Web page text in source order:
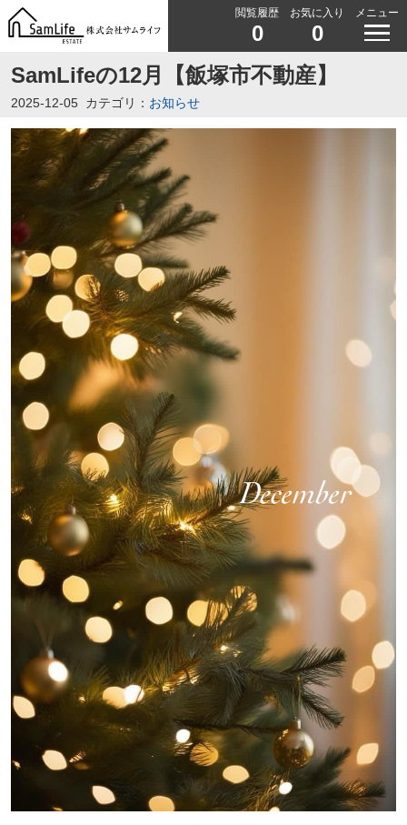
閲覧履歴
0
お気に入り
0
メニュー
SamLifeの12月【飯塚市不動産】
2025-12-05 カテゴリ： お知らせ